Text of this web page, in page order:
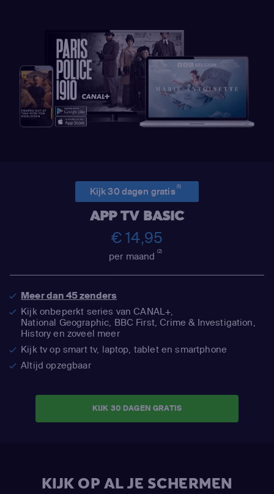
Kijk 30 dagen gratis(1)
APP TV BASIC
€ 14,95
per maand(2)
Meer dan 45 zenders
Kijk onbeperkt series van CANAL+,
National Geographic, BBC First, Crime & Investigation,
History en zoveel meer
Kijk tv op smart tv, laptop, tablet en smartphone
Altijd opzegbaar
KIJK 30 DAGEN GRATIS
KIJK OP AL JE SCHERMEN